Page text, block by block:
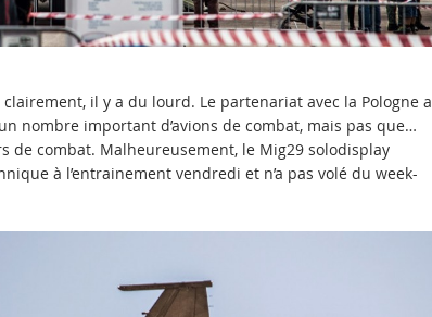
il y a du lourd. Le partenariat avec la Pologne a
nombre important d’avions de combat, mais pas que…
de combat. Malheureusement, le Mig29 solodisplay
à l’entrainement vendredi et n’a pas volé du week-